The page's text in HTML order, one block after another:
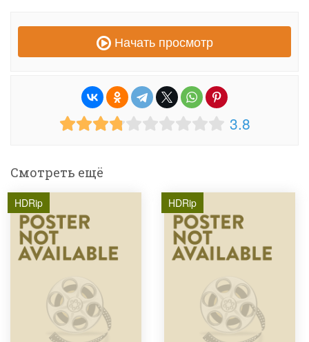
Начать просмотр
3.8
Смотреть ещё
HDRip HDRip